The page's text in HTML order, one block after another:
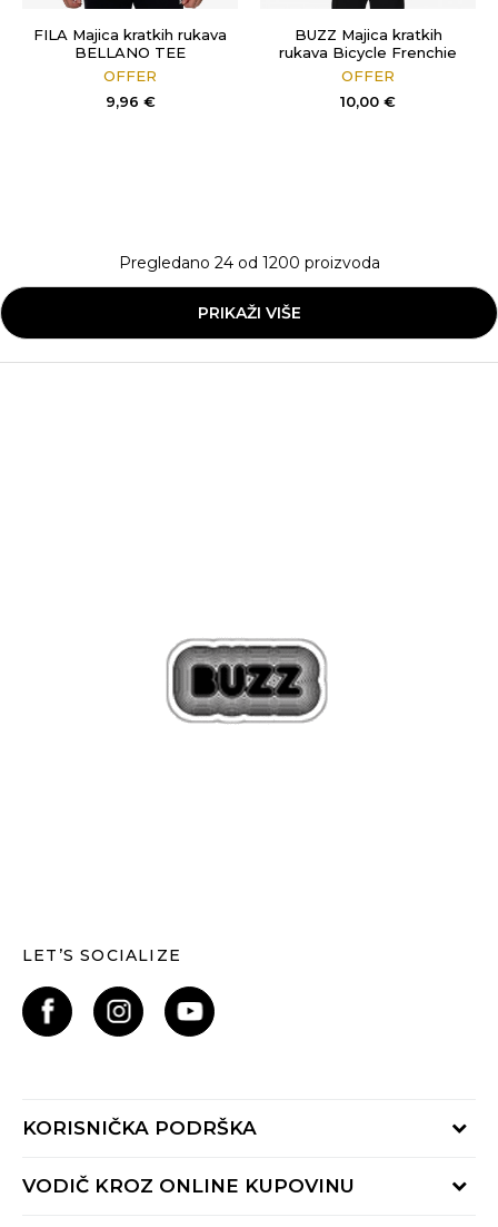
FILA Majica kratkih rukava
BELLANO TEE
OFFER
9,96 €
BUZZ Majica kratkih
rukava Bicycle Frenchie
OFFER
10,00 €
Pregledano 24od 1200 proizvoda
PRIKAŽI VIŠE
LET’S SOCIALIZE
KORISNIČKA PODRŠKA
Provjerite status narudžbe
VODIČ KROZ ONLINE KUPOVINU